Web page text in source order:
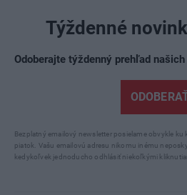
Týždenné
Odoberajte týždenný prehľad
Bezplatný emailový newsletter posielame obvykle
piatok. Vašu emailovú adresu nikomu inému
kedykoľvek jednoducho odhlásiť niekoľkými